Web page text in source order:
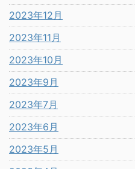
2023年12月
2023年11月
2023年10月
2023年9月
2023年7月
2023年6月
2023年5月